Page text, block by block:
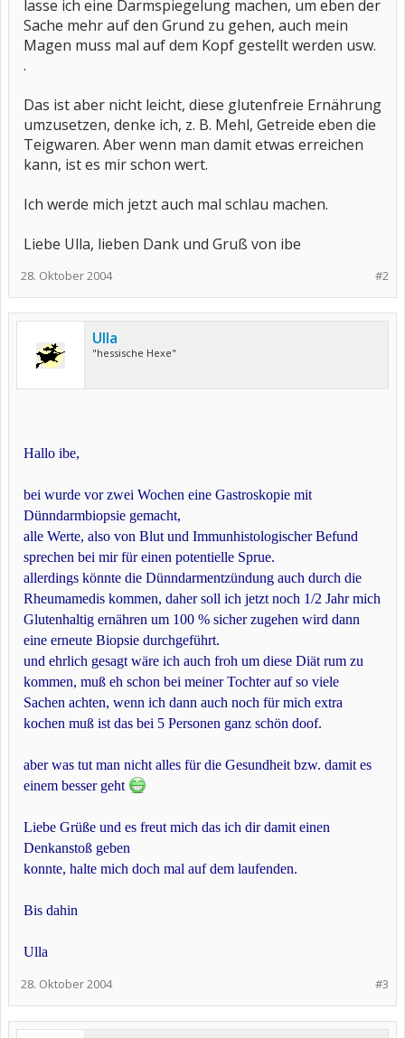
lasse ich eine Darmspiegelung machen, um eben der
Sache mehr auf den Grund zu gehen, auch mein
Magen muss mal auf dem Kopf gestellt werden usw.
.
Das ist aber nicht leicht, diese glutenfreie Ernährung
umzusetzen, denke ich, z. B. Mehl, Getreide eben die
Teigwaren. Aber wenn man damit etwas erreichen
kann, ist es mir schon wert.
Ich werde mich jetzt auch mal schlau machen.
Liebe Ulla, lieben Dank und Gruß von ibe
#2
28. Oktober 2004
Ulla
"hessische Hexe"
Hallo ibe,
bei wurde vor zwei Wochen eine Gastroskopie mit
Dünndarmbiopsie gemacht,
alle Werte, also von Blut und Immunhistologischer Befund
sprechen bei mir für einen potentielle Sprue.
allerdings könnte die Dünndarmentzündung auch durch die
Rheumamedis kommen, daher soll ich jetzt noch 1/2 Jahr mich
Glutenhaltig ernähren um 100 % sicher zugehen wird dann
eine erneute Biopsie durchgeführt.
und ehrlich gesagt wäre ich auch froh um diese Diät rum zu
kommen, muß eh schon bei meiner Tochter auf so viele
Sachen achten, wenn ich dann auch noch für mich extra
kochen muß ist das bei 5 Personen ganz schön doof.
aber was tut man nicht alles für die Gesundheit bzw. damit es
einem besser geht
Liebe Grüße und es freut mich das ich dir damit einen
Denkanstoß geben
konnte, halte mich doch mal auf dem laufenden.
Bis dahin
Ulla
#3
28. Oktober 2004